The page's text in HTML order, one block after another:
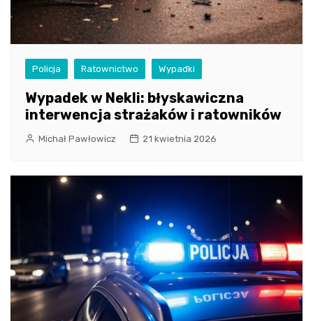
Policja Ratownictwo Wypadki
Wypadek w Nekli: błyskawiczna
interwencja strażaków i ratowników
Michał Pawłowicz 21 kwietnia 2026